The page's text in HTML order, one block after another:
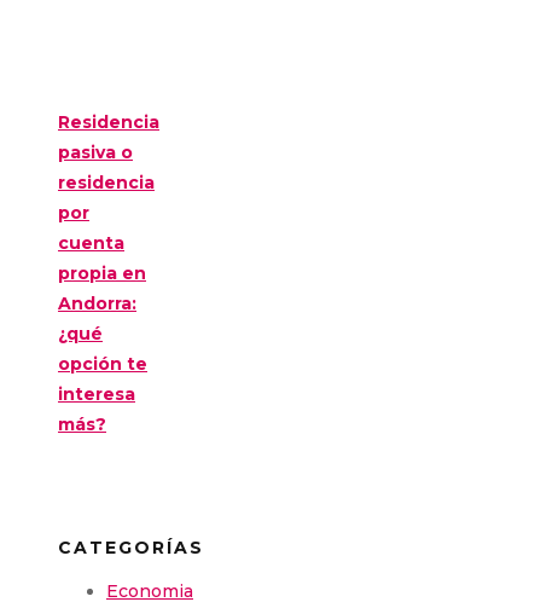
Residencia
pasiva o
residencia
por
cuenta
propia en
Andorra:
¿qué
opción te
interesa
más?
CATEGORÍAS
Economia